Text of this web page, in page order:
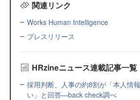
関連リンク
Works Human Intelligence
プレスリリース
HRzineニュース連載記事一覧
採用判断、人事の約8割が「本人情
い」と回答—back check調べ